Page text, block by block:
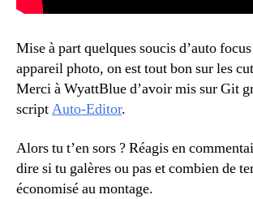
Mise à part quelques soucis d’auto
appareil photo, on est tout bon sur les
Merci à WyattBlue d’avoir mis sur Git
scriptAuto-Editor.
Alors tu t’en sors ? Réagis en
dire si tu galères ou pas et combien de
économisé au montage.